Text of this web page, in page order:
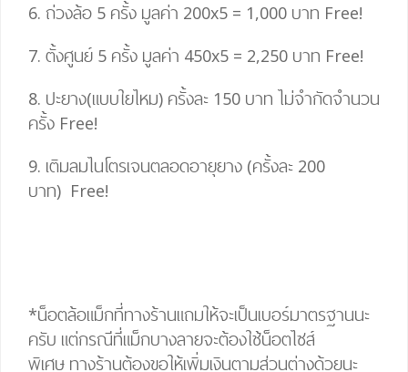
6. ถ่วงล้อ 5 ครั้ง มูลค่า 200x5 = 1,000 บาท Free!
7. ตั้งศูนย์ 5 ครั้ง มูลค่า 450x5 = 2,250 บาท Free!
8. ปะยาง(แบบใยไหม) ครั้งละ 150 บาท ไม่จำกัดจำนวน
ครั้ง Free!
9. เติมลมไนโตรเจนตลอดอายุยาง (ครั้งละ 200
บาท) Free!
*น็อตล้อแม็กที่ทางร้านแถมให้จะเป็นเบอร์มาตรฐานนะ
ครับ แต่กรณีที่แม็กบางลายจะต้องใช้น็อตไซส์
พิเศษ ทางร้านต้องขอให้เพิ่มเงินตามส่วนต่างด้วยนะ